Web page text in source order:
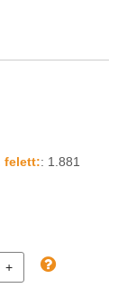
felett:: 1.881
+